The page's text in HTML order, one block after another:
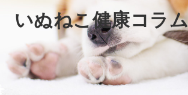
いぬねこ健康コラム